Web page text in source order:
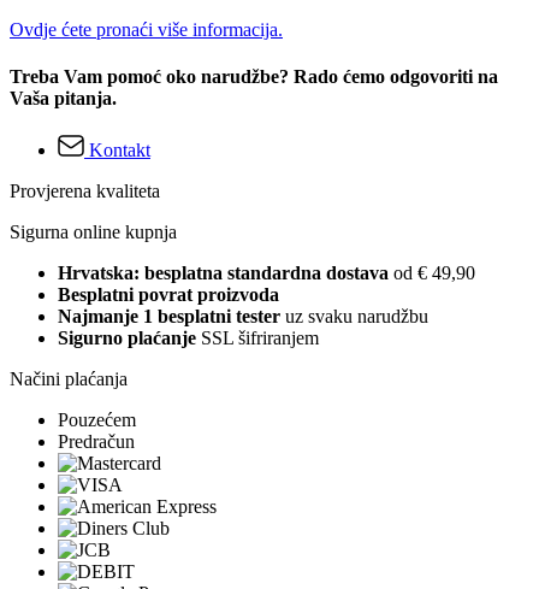
Ovdje ćete pronaći više informacija.
Treba Vam pomoć oko narudžbe? Rado ćemo odgovoriti na
Vaša pitanja.
Kontakt
Provjerena kvaliteta
Sigurna online kupnja
Hrvatska: besplatna standardna dostava od € 49,90
Besplatni povrat proizvoda
Najmanje 1 besplatni tester uz svaku narudžbu
Sigurno plaćanje SSL šifriranjem
Načini plaćanja
Pouzećem
Predračun